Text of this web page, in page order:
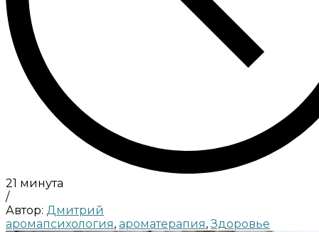
21 минута
/
Автор: Дмитрий
аромапсихология, ароматерапия,Здоровье